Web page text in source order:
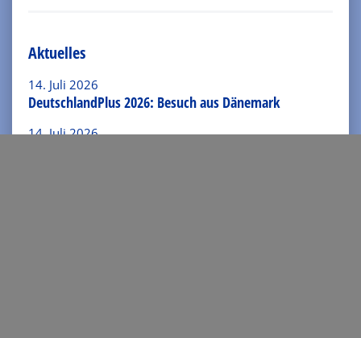
Arentzen, Dirk
Mehr Info
Aktuelles
14. Juli 2026
DeutschlandPlus 2026: Besuch aus Dänemark
14. Juli 2026